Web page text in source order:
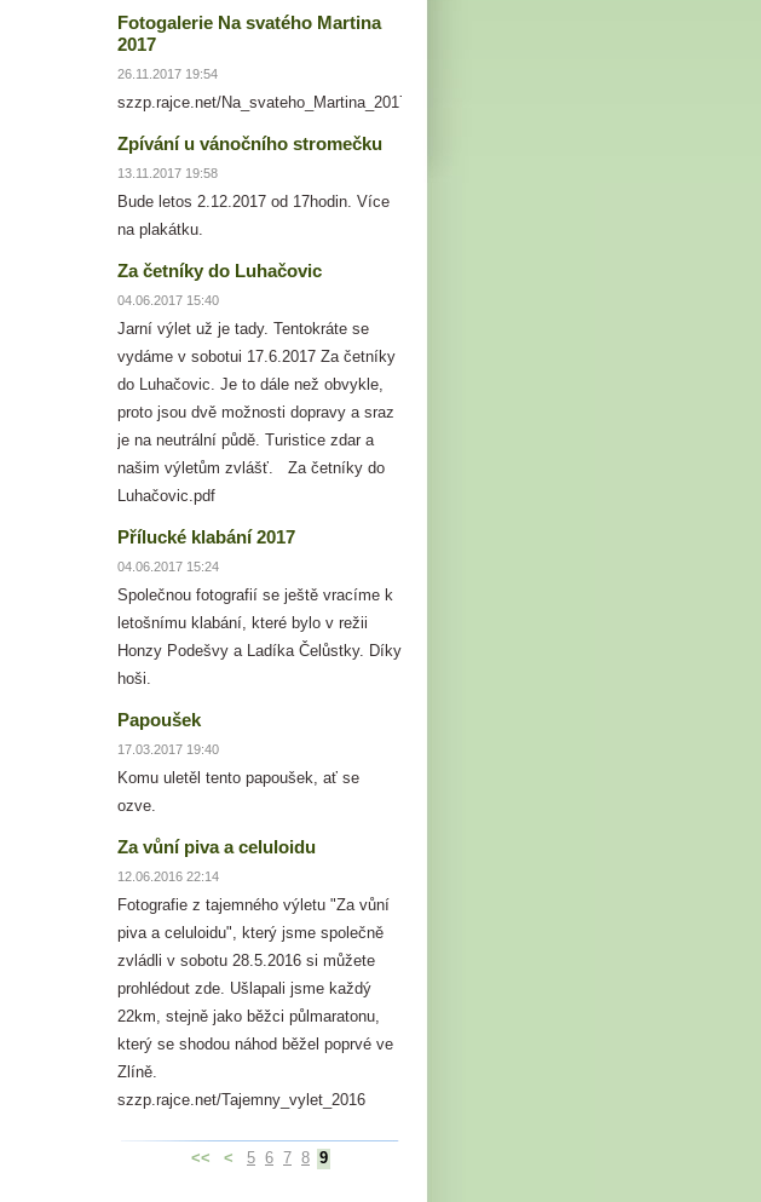
Fotogalerie Na svatého Martina
2017
26.11.2017 19:54
szzp.rajce.net/Na_svateho_Martina_2017
Zpívání u vánočního stromečku
13.11.2017 19:58
Bude letos 2.12.2017 od 17hodin. Více
na plakátku.
Za četníky do Luhačovic
04.06.2017 15:40
Jarní výlet už je tady. Tentokráte se
vydáme v sobotui 17.6.2017 Za četníky
do Luhačovic. Je to dále než obvykle,
proto jsou dvě možnosti dopravy a sraz
je na neutrální půdě. Turistice zdar a
našim výletům zvlášť. Za četníky do
Luhačovic.pdf
Přílucké klabání 2017
04.06.2017 15:24
Společnou fotografií se ještě vracíme k
letošnímu klabání, které bylo v režii
Honzy Podešvy a Ladíka Čelůstky. Díky
hoši.
Papoušek
17.03.2017 19:40
Komu uletěl tento papoušek, ať se
ozve.
Za vůní piva a celuloidu
12.06.2016 22:14
Fotografie z tajemného výletu "Za vůní
piva a celuloidu", který jsme společně
zvládli v sobotu 28.5.2016 si můžete
prohlédout zde. Ušlapali jsme každý
22km, stejně jako běžci půlmaratonu,
který se shodou náhod běžel poprvé ve
Zlíně.
szzp.rajce.net/Tajemny_vylet_2016
<< < 5 6 7 8 9